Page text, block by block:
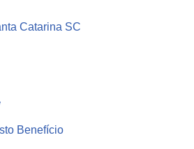
Catarina SC
Benefício